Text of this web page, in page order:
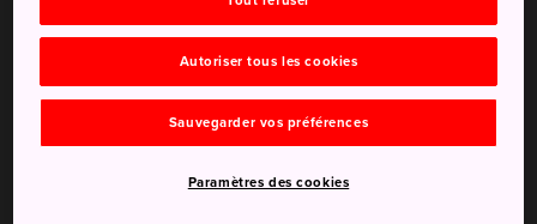
Shin-Yokohama. Comptez 1 h 25 depuis Nagoya, 2 h
depuis Kyoto et Osaka, et 3 h 40 depuis Hiroshima.
Comptez 20 minutes de trajet entre l'aéroport de Haneda
et la gare de Yokohama en prenant la ligne de train
Autoriser tous les cookies
Sauvegarder vos préférences
Paramètres des cookies